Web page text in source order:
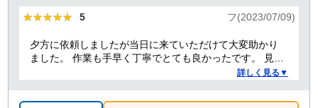
★★★★★
★★★★★ 5 フ(2023/07/09)
夕方に依頼しましたが当日に来ていただけて大変助かり
ました。 作業も手早く丁寧でとても良かったです。 見積
り金額以上の追加料金もありませんでした。 ありがとう
詳しく見る▼